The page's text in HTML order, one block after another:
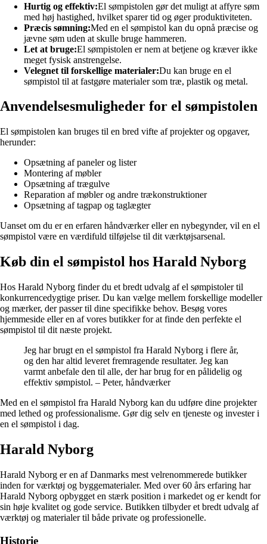
Hurtig og effektiv:El sømpistolen gør det muligt at affyre søm
med høj hastighed, hvilket sparer tid og øger produktiviteten.
Præcis sømning:Med en el sømpistol kan du opnå præcise og
jævne søm uden at skulle bruge hammeren.
Let at bruge:El sømpistolen er nem at betjene og kræver ikke
meget fysisk anstrengelse.
Velegnet til forskellige materialer:Du kan bruge en el
sømpistol til at fastgøre materialer som træ, plastik og metal.
Anvendelsesmuligheder for el sømpistolen
El sømpistolen kan bruges til en bred vifte af projekter og opgaver,
herunder:
Opsætning af paneler og lister
Montering af møbler
Opsætning af trægulve
Reparation af møbler og andre trækonstruktioner
Opsætning af tagpap og taglægter
Uanset om du er en erfaren håndværker eller en nybegynder, vil en el
sømpistol være en værdifuld tilføjelse til dit værktøjsarsenal.
Køb din el sømpistol hos Harald Nyborg
Hos Harald Nyborg finder du et bredt udvalg af el sømpistoler til
konkurrencedygtige priser. Du kan vælge mellem forskellige modeller
og mærker, der passer til dine specifikke behov. Besøg vores
hjemmeside eller en af vores butikker for at finde den perfekte el
sømpistol til dit næste projekt.
Jeg har brugt en el sømpistol fra Harald Nyborg i flere år,
og den har altid leveret fremragende resultater. Jeg kan
varmt anbefale den til alle, der har brug for en pålidelig og
effektiv sømpistol. – Peter, håndværker
Med en el sømpistol fra Harald Nyborg kan du udføre dine projekter
med lethed og professionalisme. Gør dig selv en tjeneste og invester i
en el sømpistol i dag.
Harald Nyborg
Harald Nyborg er en af Danmarks mest velrenommerede butikker
inden for værktøj og byggematerialer. Med over 60 års erfaring har
Harald Nyborg opbygget en stærk position i markedet og er kendt for
sin høje kvalitet og gode service. Butikken tilbyder et bredt udvalg af
værktøj og materialer til både private og professionelle.
Historie